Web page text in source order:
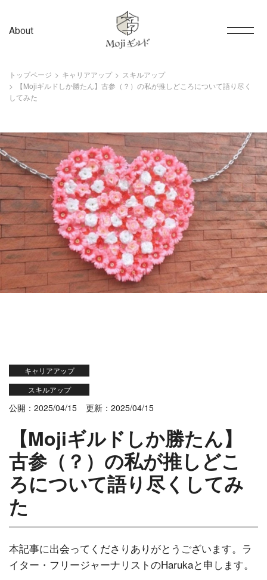
About
トップページ キャリアアップ
スキルアップ
【Mojiギルドしか勝たん】古参（？）の私が推しどころについて語り尽く
してみた
キャリアアップ
スキルアップ
公開：2025/04/15 更新：2025/04/15
【Mojiギルドしか勝たん】
古参（？）の私が推しどこ
ろについて語り尽くしてみ
た
本記事に出会ってくださりありがとうございます。ラ
イター・フリージャーナリストのHarukaと申します。